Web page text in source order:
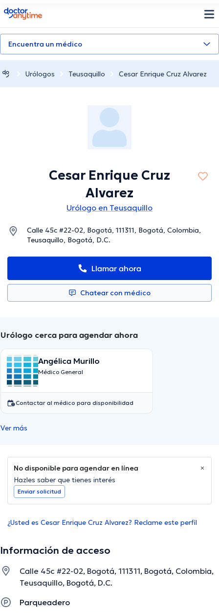
doctoranytime
Encuentra un médico
Urólogos Teusaquillo Cesar Enrique Cruz Alvarez
Cesar Enrique Cruz
Alvarez
Urólogo en Teusaquillo
Calle 45c #22-02, Bogotá, 111311, Bogotá, Colombia,
Teusaquillo, Bogotá, D.C.
Llamar ahora
Chatear con médico
Urólogo cerca para agendar ahora
Angélica Murillo
Médico General
Contactar al médico para disponibilidad
Ver más
No disponible para agendar en línea
Hazles saber que tienes interés
Enviar solicitud
¿Usted es Cesar Enrique Cruz Alvarez? Reclame este perfil
Información de acceso
Calle 45c #22-02, Bogotá, 111311, Bogotá, Colombia,
Teusaquillo, Bogotá, D.C.
Parqueadero